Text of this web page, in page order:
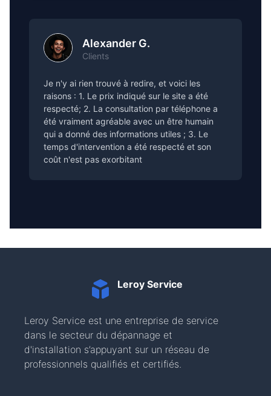
Alexander G.
Clients
Je n'y ai rien trouvé à redire, et voici les
raisons : 1. Le prix indiqué sur le site a été
respecté; 2. La consultation par téléphone a
été vraiment agréable avec un être humain
qui a donné des informations utiles ; 3. Le
temps d'intervention a été respecté et son
coût n'est pas exorbitant
Leroy Service
Leroy Service est une entreprise de service
dans le secteur du dépannage et
d'installation s’appuyant sur un réseau de
professionnels qualifiés et certifiés.